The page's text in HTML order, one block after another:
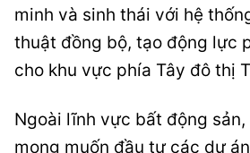
minh và sinh thái với hệ
thuật đồng bộ, tạo động lực
cho khu vực phía Tây đô thị
Ngoài lĩnh vực bất động sản,
mong muốn đầu tư các dự